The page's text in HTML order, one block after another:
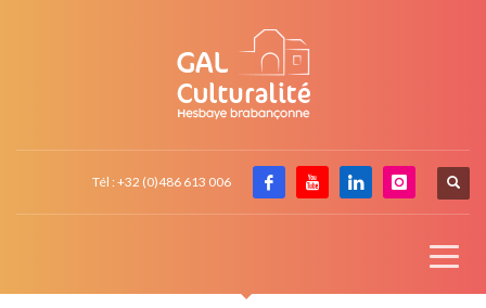
Tél : +32 (0)486 613 006